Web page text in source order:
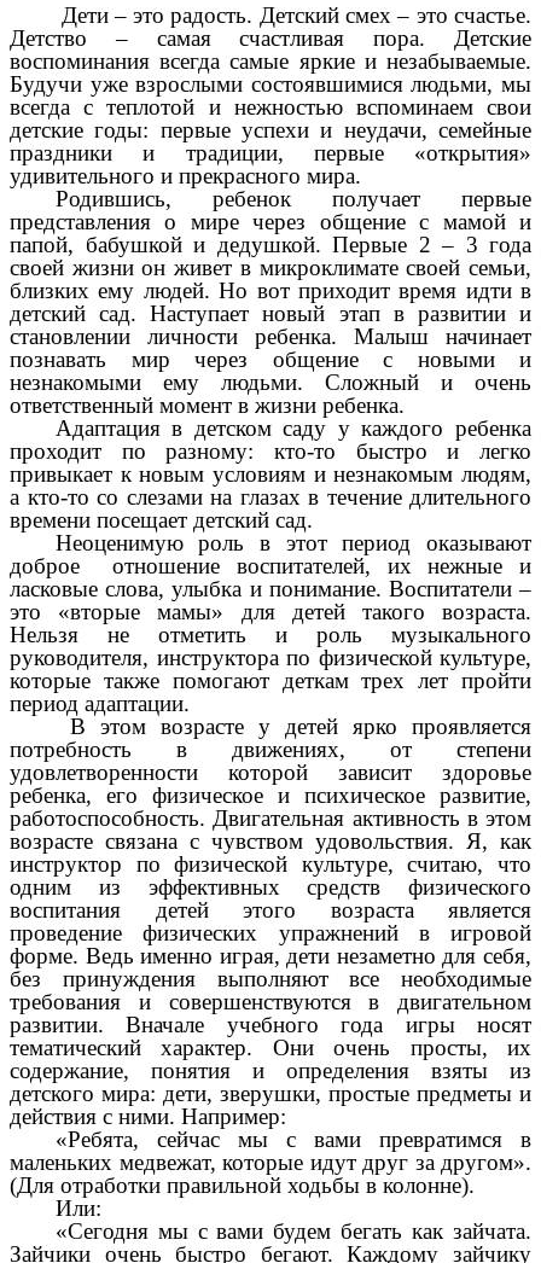
Дети – это радость. Детский смех – это счастье.
Детство – самая счастливая пора. Детские
воспоминания всегда самые яркие и незабываемые.
Будучи уже взрослыми состоявшимися людьми, мы
всегда с теплотой и нежностью вспоминаем свои
детские годы: первые успехи и неудачи, семейные
праздники и традиции, первые «открытия»
удивительного и прекрасного мира.
Родившись, ребенок получает первые
представления о мире через общение с мамой и
папой, бабушкой и дедушкой. Первые 2 – 3 года
своей жизни он живет в микроклимате своей семьи,
близких ему людей. Но вот приходит время идти в
детский сад. Наступает новый этап в развитии и
становлении личности ребенка. Малыш начинает
познавать мир через общение с новыми и
незнакомыми ему людьми. Сложный и очень
ответственный момент в жизни ребенка.
Адаптация в детском саду у каждого ребенка
проходит по разному: кто-то быстро и легко
привыкает к новым условиям и незнакомым людям,
а кто-то со слезами на глазах в течение длительного
времени посещает детский сад.
Неоценимую роль в этот период оказывают
доброе отношение воспитателей, их нежные и
ласковые слова, улыбка и понимание. Воспитатели –
это «вторые мамы» для детей такого возраста.
Нельзя не отметить и роль музыкального
руководителя, инструктора по физической культуре,
которые также помогают деткам трех лет пройти
период адаптации.
В этом возрасте у детей ярко проявляется
потребность в движениях, от степени
удовлетворенности которой зависит здоровье
ребенка, его физическое и психическое развитие,
работоспособность. Двигательная активность в этом
возрасте связана с чувством удовольствия. Я, как
инструктор по физической культуре, считаю, что
одним из эффективных средств физического
воспитания детей этого возраста является
проведение физических упражнений в игровой
форме. Ведь именно играя, дети незаметно для себя,
без принуждения выполняют все необходимые
требования и совершенствуются в двигательном
развитии. Вначале учебного года игры носят
тематический характер. Они очень просты, их
содержание, понятия и определения взяты из
детского мира: дети, зверушки, простые предметы и
действия с ними. Например:
«Ребята, сейчас мы с вами превратимся в
маленьких медвежат, которые идут друг за другом».
(Для отработки правильной ходьбы в колонне).
Или:
«Сегодня мы с вами будем бегать как зайчата.
Зайчики очень быстро бегают. Каждому зайчику